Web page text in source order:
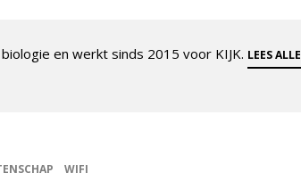
en werkt sinds 2015 voor KIJK. LEES ALLE
WIFI